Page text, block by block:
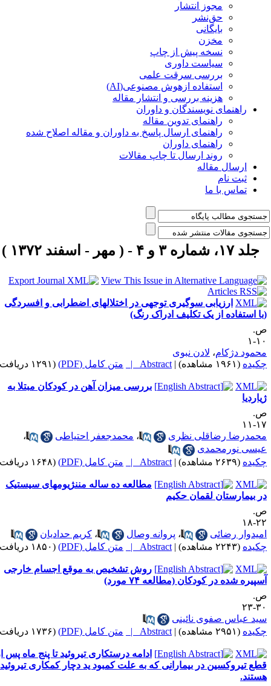
مجوز انتشار
حق‌نشر
بایگانی
مخزن
نسخه پیش از چاپ
سیاست داوری
بررسی سرقت علمی
استفاده ازهوش مصنوعی(AI)
هزینه بررسی و انتشار مقاله
راهنمای نویسندگان و داوران
راهنمای تدوین مقاله
راهنمای ارسال پاسخ به داوران و مقاله اصلاح شده
راهنمای داوران
روند ارسال تا چاپ مقالات
ارسال مقاله
ثبت نام
تماس با ما
جلد ۱۷، شماره ۳ و ۴ - ( مهر - اسفند ۱۳۷۲ )
ارزیابی سوگیری توجهی در اختلالهای اضطرابی و افسردگی
استفاده از یک تکلیف ادراک رنگ)
۱
دژکام،لادن نبوی
(۱۹۶۱ مشاهده) |
Abstract | متن کامل (PDF) (۱۲۹۱ دریافت)
بررسی میزان آهن در کودکان مبتلا به
۱۱
رضاقلی نظری
،محمدجعفر احتیاطی
،
نورمحمدی
(۲۶۳۹ مشاهده) |
Abstract | متن کامل (PDF) (۱۶۴۸ دریافت)
مطالعه ده ساله مننژیومهای سیستیک
بیمارستان لقمان حکیم
۱۸
رضائی
،پروانه وصال ،کریم حدادیان
(۲۲۴۳ مشاهده) |
Abstract | متن کامل (PDF) (۱۸۵۰ دریافت)
روش تشخیص به موقع اجسام خارجی
شده در کودکان (مطالعه ۷۴ مورد)
۲۳
عباس صفوی نائینی
(۲۹۵۱ مشاهده) |
Abstract | متن کامل (PDF) (۱۷۳۶ دریافت)
ادامه درستکاری تیروئید تا پنج ماه پس از
تیروکسین در بیمارانی که به علت کمبود ید دچار کمکاری تیروئید